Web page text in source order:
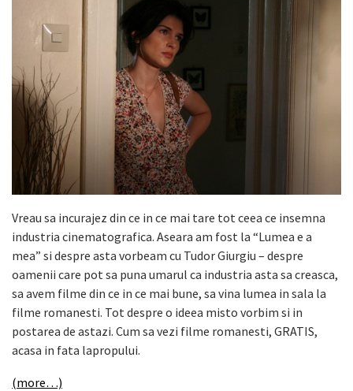
Vreau sa incurajez din ce in ce mai tare tot ceea ce insemna
industria cinematografica. Aseara am fost la “Lumea e a
mea” si despre asta vorbeam cu Tudor Giurgiu – despre
oamenii care pot sa puna umarul ca industria asta sa creasca,
sa avem filme din ce in ce mai bune, sa vina lumea in sala la
filme romanesti. Tot despre o ideea misto vorbim si in
postarea de astazi. Cum sa vezi filme romanesti, GRATIS,
acasa in fata lapropului.
(more…)